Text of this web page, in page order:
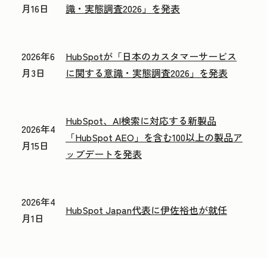
月16日
識・実態調査2026」を発表
2026年6
月3日
HubSpotが「日本のカスタマーサービス
に関する意識・実態調査2026」を発表
2026年4
月15日
HubSpot、AI検索に対応する新製品
「HubSpot AEO」を含む100以上の製品ア
ップデートを発表
2026年4
月1日
HubSpot Japan代表に伊佐裕也が就任